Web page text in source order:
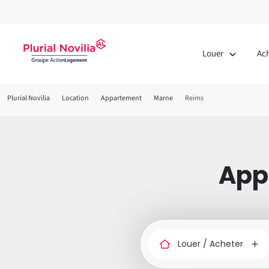
Louer
Fil
Plurial Novilia Location Appartement Marne Reims
ou
de
chat